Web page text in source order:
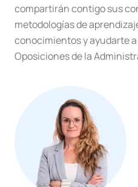
compartirán contigo sus
metodologías de
conocimientos y ayudarte
Oposiciones de la